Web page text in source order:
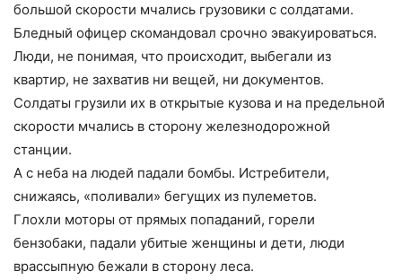
большой скорости мчались грузовики с солдатами.
Бледный офицер скомандовал срочно эвакуироваться.
Люди, не понимая, что происходит, выбегали из
квартир, не захватив ни вещей, ни документов.
Солдаты грузили их в открытые кузова и на предельной
скорости мчались в сторону железнодорожной
станции.
А с неба на людей падали бомбы. Истребители,
снижаясь, «поливали» бегущих из пулеметов.
Глохли моторы от прямых попаданий, горели
бензобаки, падали убитые женщины и дети, люди
врассыпную бежали в сторону леса.